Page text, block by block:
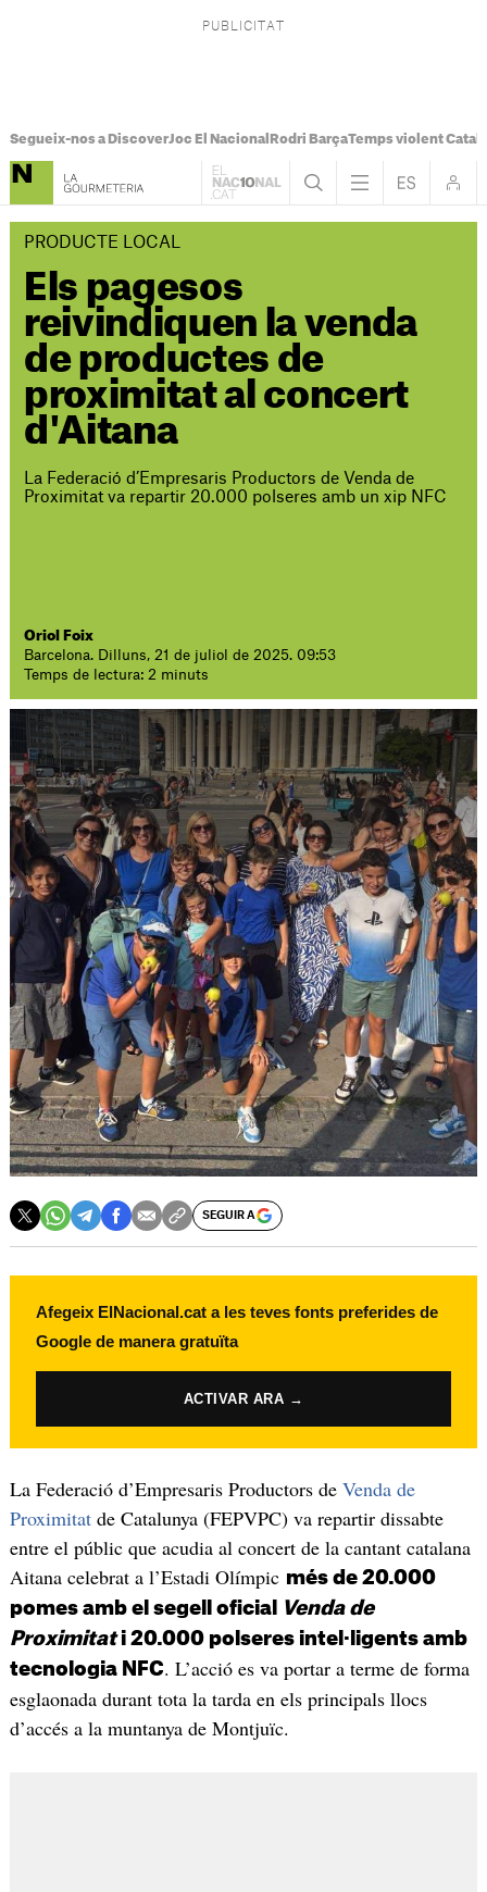
Segueix-nos a DiscoverJoc El Nacional Rodri BarçaTemps violent
PRODUCTE LOCAL
Els pagesos
reivindiquen la venda
de productes de
proximitat al concert
d'Aitana
La Federació d’Empresaris Productors de Venda de
Proximitat va repartir 20.000 polseres amb un xip NFC
Oriol Foix
Barcelona. Dilluns, 21 de juliol de 2025. 09:53
Temps de lectura: 2 minuts
SEGUIR A
Afegeix ElNacional.cat a les teves fonts preferides de
Google de manera gratuïta
ACTIVAR ARA →
La Federació d’Empresaris Productors de Venda de
Proximitatde Catalunya (FEPVPC) va repartir dissabte
entre el públic que acudia al concert de la cantant catalana
Aitana celebrat a l’Estadi Olímpic més de 20.000
pomes amb el segell oficial
Venda de
Proximitati 20.000 polseres intel·ligents amb
tecnologia NFC. L’acció es va portar a terme de forma
esglaonada durant tota la tarda en els principals llocs
d’accés a la muntanya de Montjuïc.